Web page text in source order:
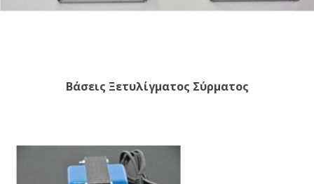
Βάσεις Ξετυλίγματος Σύρματος